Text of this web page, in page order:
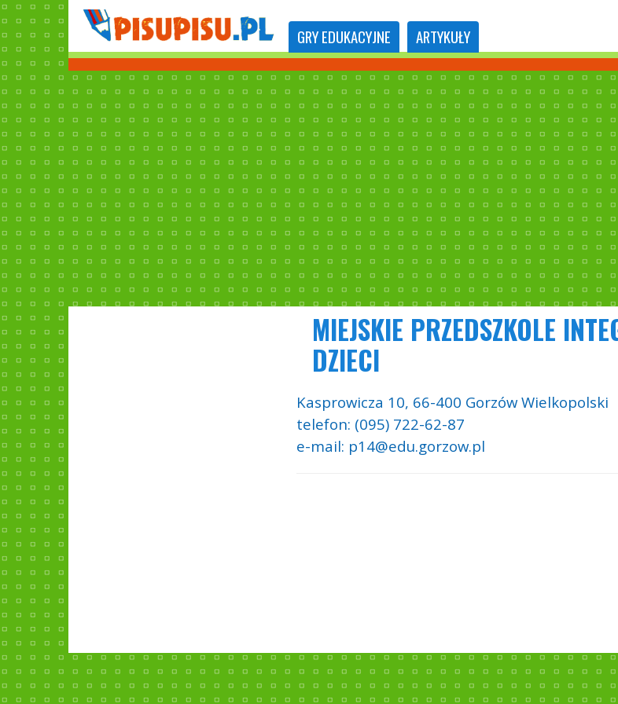
GRYEDUKACYJNE ARTYKUŁY
MIEJSKIE PRZEDSZKOLE
DZIECI
Kasprowicza 10, 66-400 Gorzów Wielkopolski
telefon: (095) 722-62-87
e-mail: p14@edu.gorzow.pl